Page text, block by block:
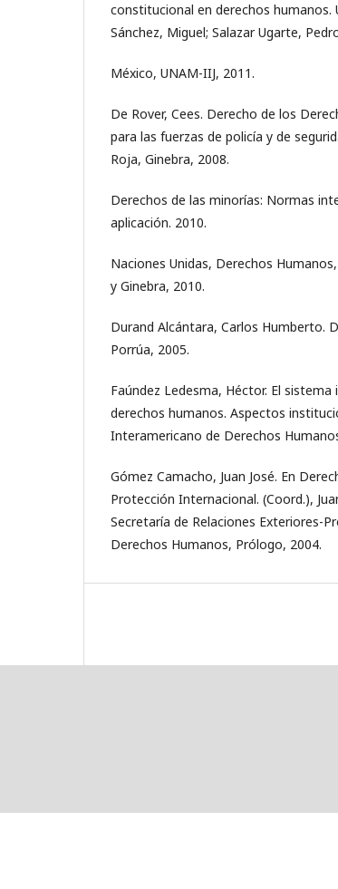
constitucional en derechos humanos.
Sánchez, Miguel; Salazar Ugarte,
México, UNAM-IIJ, 2011.
De Rover, Cees. Derecho de los
para las fuerzas de policía y de
Roja, Ginebra, 2008.
Derechos de las minorías: Normas
aplicación. 2010.
Naciones Unidas, Derechos
y Ginebra, 2010.
Durand Alcántara, Carlos Humberto.
Porrúa, 2005.
Faúndez Ledesma, Héctor. El
derechos humanos. Aspectos
Interamericano de Derechos
Gómez Camacho, Juan José. En
Protección Internacional. (Coord.),
Secretaría de Relaciones Exteriores-
Derechos Humanos, Prólogo, 2004.